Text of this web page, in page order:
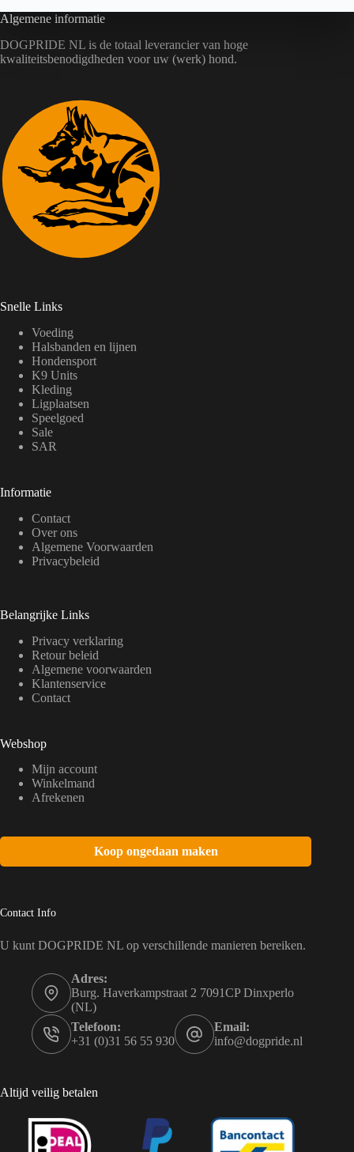
Algemene informatie
DOGPRIDE NL is de totaal leverancier van hoge
kwaliteitsbenodigdheden voor uw (werk) hond.
Snelle Links
Voeding
Halsbanden en lijnen
Hondensport
K9 Units
Kleding
Ligplaatsen
Speelgoed
Sale
SAR
Informatie
Contact
Over ons
Algemene Voorwaarden
Privacybeleid
Belangrijke Links
Privacy verklaring
Retour beleid
Algemene voorwaarden
Klantenservice
Contact
Webshop
Mijn account
Winkelmand
Afrekenen
Koop ongedaan maken
Contact Info
U kunt DOGPRIDE NL op verschillende manieren bereiken.
Adres:
Burg. Haverkampstraat 2 7091CP Dinxperlo
(NL)
Telefoon:
+31 (0)31 56 55 930
Email:
info@dogpride.nl
Altijd veilig betalen